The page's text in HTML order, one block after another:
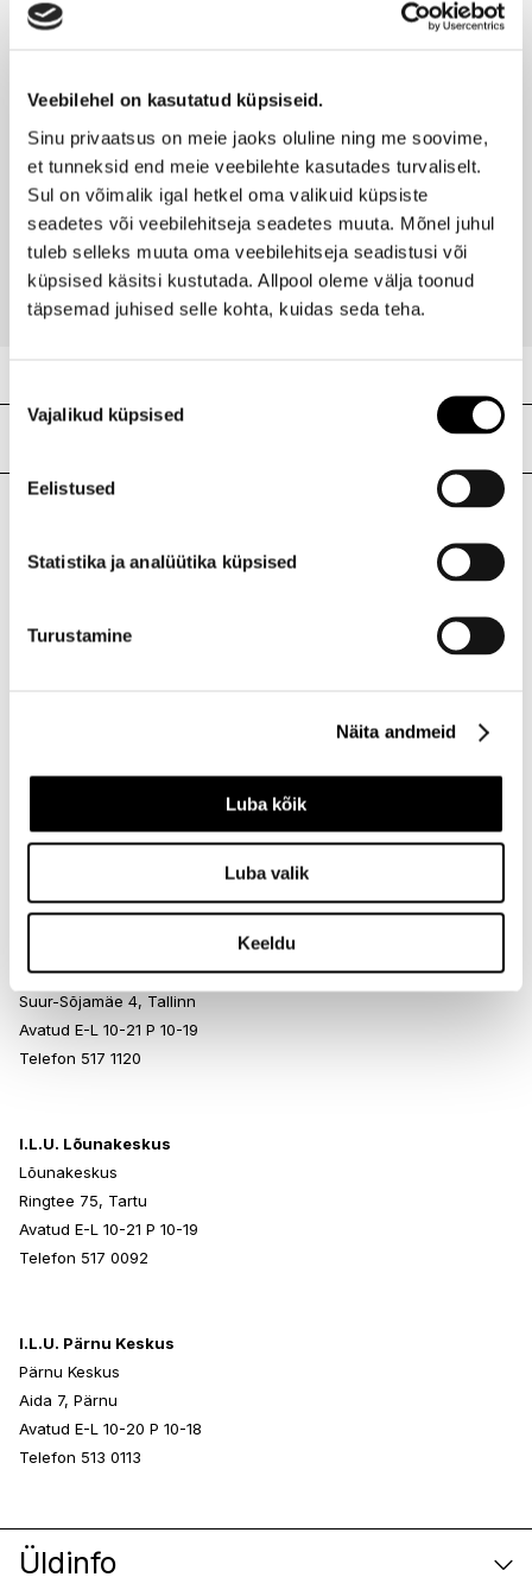
Veebilehel on kasutatud küpsiseid.
Sinu privaatsus on meie jaoks oluline ning me soovime,
et tunneksid end meie veebilehte kasutades turvaliselt.
Sul on võimalik igal hetkel oma valikuid küpsiste
seadetes või veebilehitseja seadetes muuta. Mõnel juhul
tuleb selleks muuta oma veebilehitseja seadistusi või
küpsised käsitsi kustutada. Allpool oleme välja toonud
täpsemad juhised selle kohta, kuidas seda teha.
valik
Vajalikud küpsised
Eelistused
Statistika ja analüütika küpsised
Turustamine
Näita andmeid
Luba kõik
Luba valik
Keeldu
Kaubamärk
Laokood
SO...?
Komplekt
19,00 €
Kristiine Kaubanduskeskus
Avatud E-L 10-21 P 10-19
Rocca al Mare Kaubanduskeskus
Avatud E-L 10-21 P 10-19
Ülemiste keskus
Suur-Sõjamäe 4, Tallinn
Avatud E-L 10-21 P 10-19
Telefon 517 1120
I.L.U. Lõunakeskus
Lõunakeskus
Ringtee 75, Tartu
Avatud E-L 10-21 P 10-19
Telefon 517 0092
I.L.U. Pärnu Keskus
Pärnu Keskus
Aida 7, Pärnu
Avatud E-L 10-20 P 10-18
Telefon 513 0113
Üldinfo